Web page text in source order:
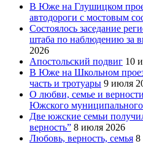
В Юже на Глушицком
автодороги с мостовым
Состоялось заседание
штаба по наблюдению за
2026
Апостольский подвиг 10
В Юже на Школьном
часть и тротуары 9 июля
О любви, семье и
Южского муниципального
Две южские семьи
верность” 8 июля 2026
Любовь, верность, семья 8